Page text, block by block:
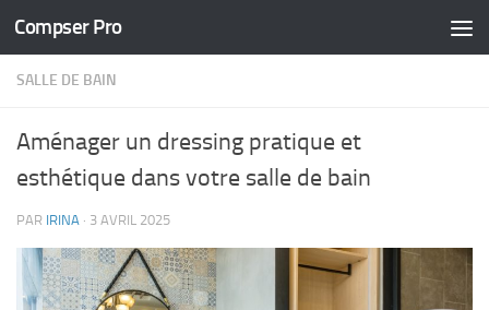
Skip to content
Compser Pro
SALLE DE BAIN
Aménager un dressing pratique et
esthétique dans votre salle de bain
PAR IRINA · 3 AVRIL 2025